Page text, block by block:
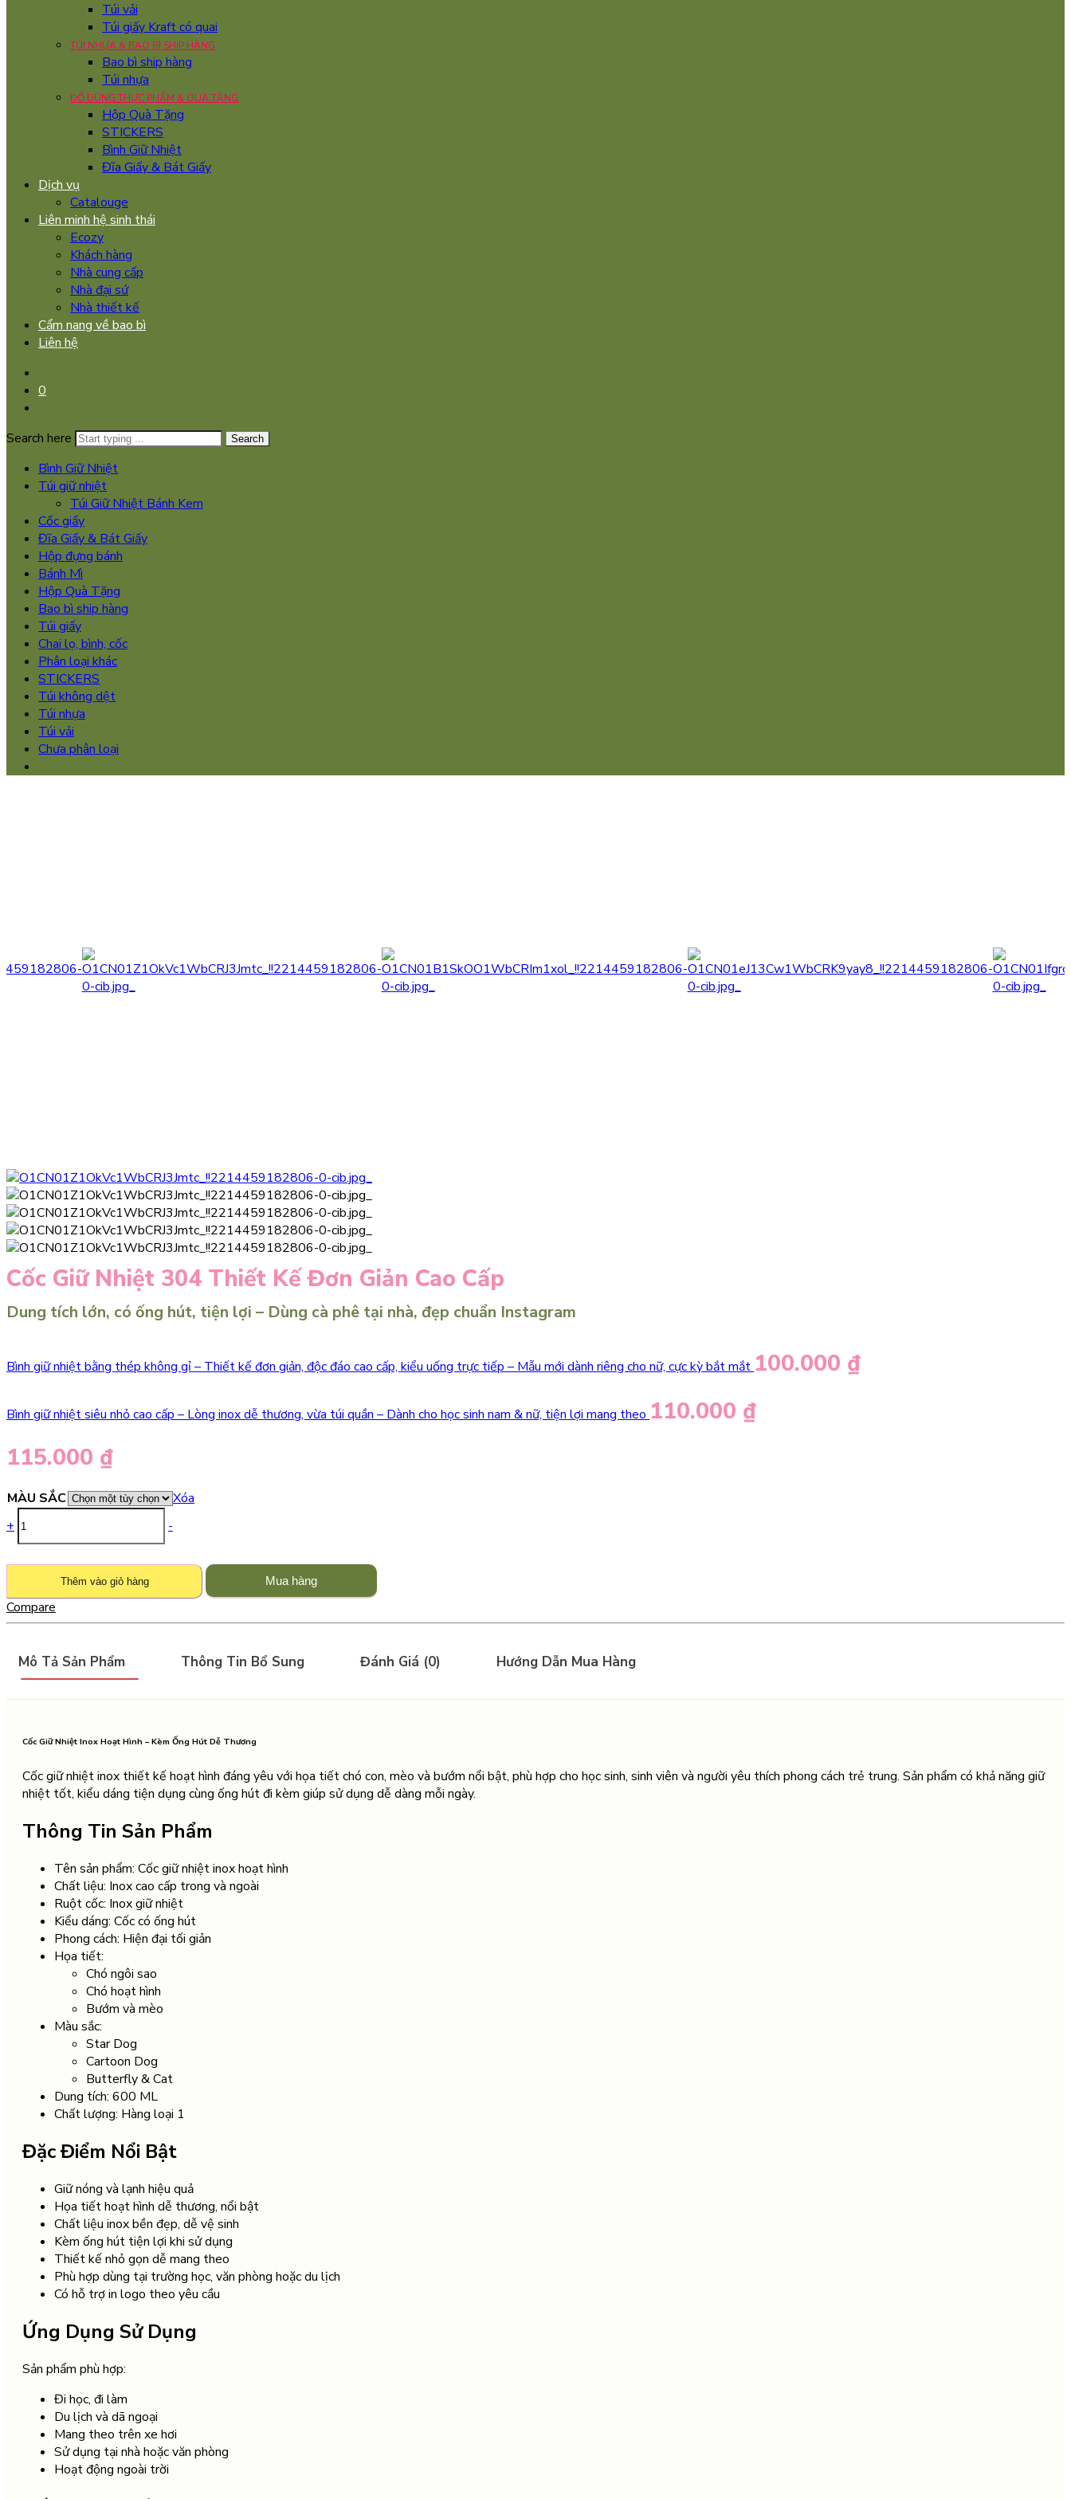
Túi vải
Túi giấy Kraft có quai
TÚI NHỰA & BAO BÌ SHIP HÀNG
Bao bì ship hàng
Túi nhựa
ĐỒ DÙNG THỰC PHẨM & QUÀ TẶNG
Hộp Quà Tặng
STICKERS
Bình Giữ Nhiệt
Đĩa Giấy & Bát Giấy
Dịch vụ
Catalouge
Liên minh hệ sinh thái
Ecozy
Khách hàng
Nhà cung cấp
Nhà đại sứ
Nhà thiết kế
Cẩm nang về bao bì
Liên hệ
0
Search here Search
Bình Giữ Nhiệt
Túi giữ nhiệt
Túi Giữ Nhiệt Bánh Kem
Cốc giấy
Đĩa Giấy & Bát Giấy
Hộp đựng bánh
Bánh Mì
Hộp Quà Tặng
Bao bì ship hàng
Túi giấy
Chai lọ, bình, cốc
Phân loại khác
STICKERS
Túi không dệt
Túi nhựa
Túi vải
Chưa phân loại
Cốc Giữ Nhiệt 304 Thiết Kế Đơn Giản Cao Cấp
Dung tích lớn, có ống hút, tiện lợi – Dùng cà phê tại nhà, đẹp chuẩn Instagram
Bình giữ nhiệt bằng thép không gỉ – Thiết kế đơn giản, độc đáo cao cấp, kiểu uống trực tiếp – Mẫu mới dành riêng cho nữ, cực kỳ bắt mắt 100.000 ₫
Bình giữ nhiệt siêu nhỏ cao cấp – Lòng inox dễ thương, vừa túi quần – Dành cho học sinh nam & nữ, tiện lợi mang theo 110.000 ₫
115.000 ₫
MÀU SẮC
Xóa
+
-
Thêm vào giỏ hàng Mua hàng
Compare
Mô Tả Sản Phẩm Thông Tin Bổ Sung Đánh Giá (0) Hướng Dẫn Mua Hàng
Cốc Giữ Nhiệt Inox Hoạt Hình – Kèm Ống Hút Dễ Thương
Cốc giữ nhiệt inox thiết kế hoạt hình đáng yêu với họa tiết chó con, mèo và bướm nổi bật, phù hợp cho học sinh, sinh viên và người yêu thích phong cách trẻ trung. Sản phẩm có khả năng giữ
nhiệt tốt, kiểu dáng tiện dụng cùng ống hút đi kèm giúp sử dụng dễ dàng mỗi ngày.
Thông Tin Sản Phẩm
Tên sản phẩm: Cốc giữ nhiệt inox hoạt hình
Chất liệu: Inox cao cấp trong và ngoài
Ruột cốc: Inox giữ nhiệt
Kiểu dáng: Cốc có ống hút
Phong cách: Hiện đại tối giản
Họa tiết:
Chó ngôi sao
Chó hoạt hình
Bướm và mèo
Màu sắc:
Star Dog
Cartoon Dog
Butterfly & Cat
Dung tích: 600 ML
Chất lượng: Hàng loại 1
Đặc Điểm Nổi Bật
Giữ nóng và lạnh hiệu quả
Họa tiết hoạt hình dễ thương, nổi bật
Chất liệu inox bền đẹp, dễ vệ sinh
Kèm ống hút tiện lợi khi sử dụng
Thiết kế nhỏ gọn dễ mang theo
Phù hợp dùng tại trường học, văn phòng hoặc du lịch
Có hỗ trợ in logo theo yêu cầu
Ứng Dụng Sử Dụng
Sản phẩm phù hợp:
Đi học, đi làm
Du lịch và dã ngoại
Mang theo trên xe hơi
Sử dụng tại nhà hoặc văn phòng
Hoạt động ngoài trời